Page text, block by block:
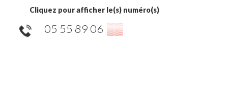
Cliquez pour afficher le(s) numéro(s)
05 55 89 06 ▒▒